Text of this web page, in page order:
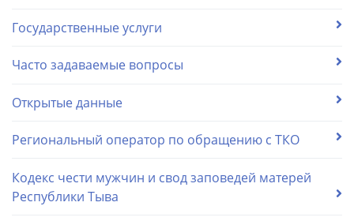
Государственные услуги
Часто задаваемые вопросы
Открытые данные
Региональный оператор по обращению с ТКО
Кодекс чести мужчин и свод заповедей матерей
Республики Тыва